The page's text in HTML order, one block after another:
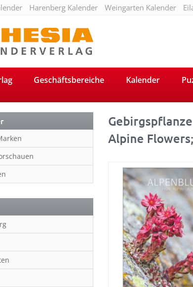
Harenberg Kalender Weingarten Kalender
Geschäftsbereiche Kalender
Alpine